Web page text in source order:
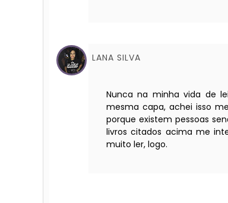
LANA SILVA
Nunca na minha vida de
mesma capa, achei isso
porque existem pessoas
livros citados acima me
muito ler, logo.